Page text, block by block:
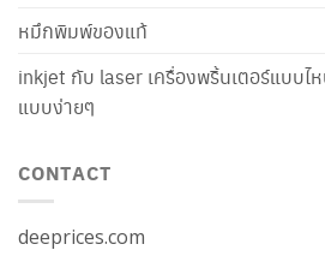
หมึกพิมพ์ของแท้
inkjet กับ laser เครื่องพริ้นเตอร์แบบไ
แบบง่ายๆ
CONTACT
deeprices.com